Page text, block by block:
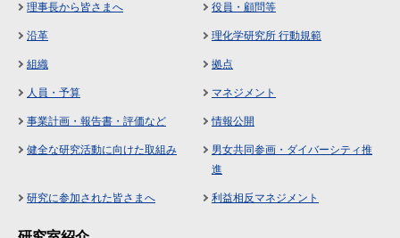
理事長から皆さまへ 役員・顧問等
沿革 理化学研究所 行動規範
組織 拠点
人員・予算 マネジメント
事業計画・報告書・評価など 情報公開
健全な研究活動に向けた取組み
男女共同参画・ダイバーシティ推
進
研究に参加された皆さまへ 利益相反マネジメント